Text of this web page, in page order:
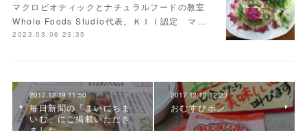
マクロビオティックとナチュラルフードの教室
Whole Foods Studio代表。ＫＩＩ認定 マ…
2023.03.06 23:35
2017.12.19 11:50
毎日新聞の「まいにちま
いむ」にご掲載いただき
ました。
2017.12.18 12:23
おむすびポン